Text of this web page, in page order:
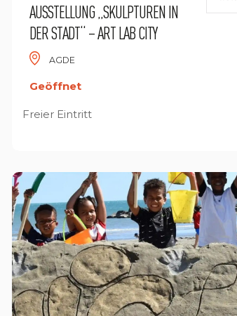
savoir plus
AUSSTELLUNG „SKULPTUREN IN
DER STADT“ – ART LAB CITY
AGDE
Geöffnet
Freier Eintritt